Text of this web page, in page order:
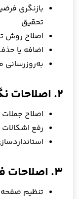
بازنگری
تحقیق
اصلاح روش
اضافه یا
به‌روزرسانی
۲. اصلاحات نگارشی و ادبیاتی
اصلاح
رفع
۳. اصلاحات فرمت و قالب‌بندی
تنظیم